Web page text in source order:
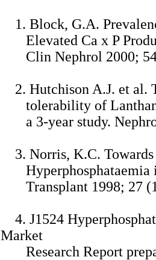
1. Block, G.A.
Elevated Ca x P
Clin Nephrol 2000; 54
2. Hutchison A.J. et al.
tolerability of
a 3-year study.
3. Norris, K.C. Towards
Hyperphosphataemia
Transplant 1998; 27
4. J1524
Market
Research Report